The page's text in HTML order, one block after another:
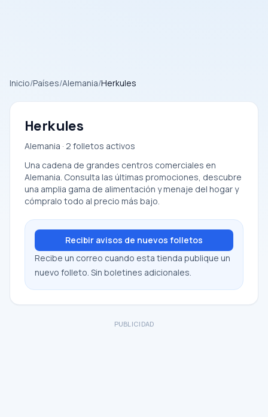
Inicio/Países/Alemania/Herkules
Herkules
Alemania · 2 folletos activos
Una cadena de grandes centros comerciales en
Alemania. Consulta las últimas promociones, descubre
una amplia gama de alimentación y menaje del hogar y
cómpralo todo al precio más bajo.
Recibir avisos de nuevos folletos
Recibe un correo cuando esta tienda publique un
nuevo folleto. Sin boletines adicionales.
PUBLICIDAD